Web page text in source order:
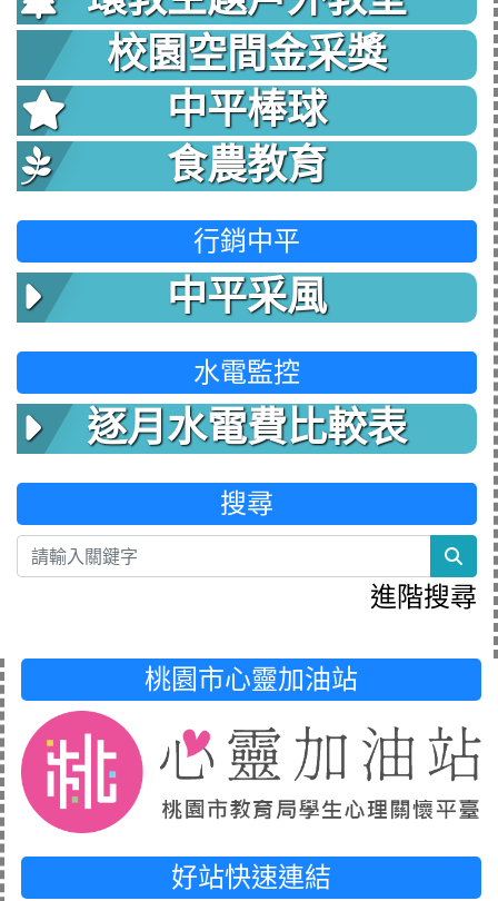
校園空間金采獎
中平棒球
食農教育
行銷中平
中平采風
水電監控
逐月水電費比較表
搜尋
進階搜尋
桃園市心靈加油站
好站快速連結